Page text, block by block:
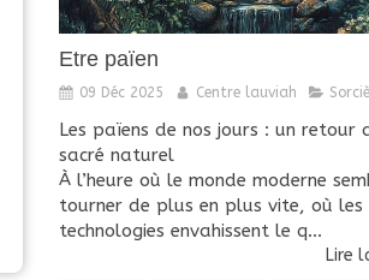
Etre païen
09 Déc 2025 Centre lauviah
Les païens de nos jours : un retour
sacré naturel
À l’heure où le monde moderne
tourner de plus en plus vite, où les
technologies envahissent le q...
Lire